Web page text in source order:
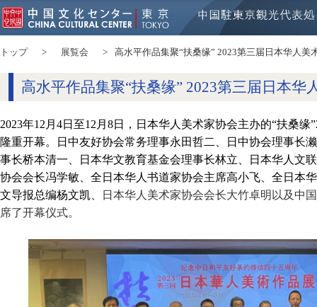
トップ 展覧会 高水平作品集聚“扶桑缘” 2023第三届日本华人美
高水平作品集聚“扶桑缘” 2023第三届日本华
2023年12月4日至12月8日，日本华人美术家协会主办的“扶桑缘
隆重开幕。日中友好协会常务理事永田哲二、日中协会理事长
事长桥本清一、日本华文教育基金会理事长林立、日本华人文
协会会长冯学敏、全日本华人书道家协会主席高小飞、全日本
文导报总编杨文凯、
日本华人美术家协会会长大竹卓明以及中
席了开幕仪式。